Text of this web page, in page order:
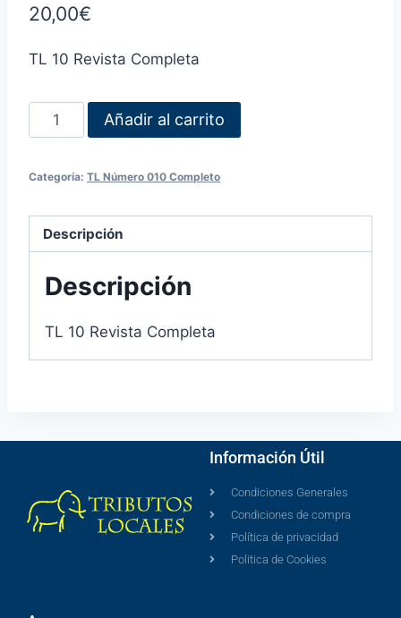
20,00€
TL 10 Revista Completa
Añadir al carrito
Categoría: TL Número 010 Completo
Descripción
Descripción
TL 10 Revista Completa
Información Útil
Condiciones Generales
Condiciones de compra
Política de privacidad
Politica de Cookies